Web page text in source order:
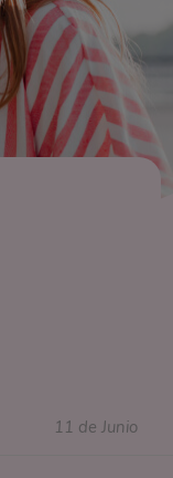
11 de Junio